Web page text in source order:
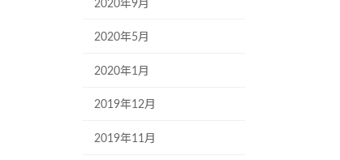
2020年9月
2020年5月
2020年1月
2019年12月
2019年11月